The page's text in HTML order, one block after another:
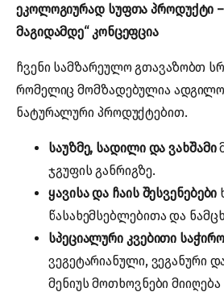
ეკოლოგიურად სუფთა პროდუქტი
მაგიდამდე“ კონცეფცია
ჩვენი სამზარეულო გთავაზობთ
რომელიც მომზადებულია
ნატურალური პროდუქტებით.
საუზმე, სადილი და ვახშამი
ჯგუფის განრიგზე.
ყავისა და ჩაის შესვენებები
წასახემსებლებითა და
სპეციალური კვებითი
ვეგეტარიანული, ვეგანური
მენიუს მოთხოვნები მიიღება